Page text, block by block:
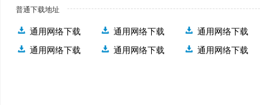
普通下载地址
通用网络下载 通用网络下载
通用网络下载
通用网络下载
通用网络下载 通用网络下载